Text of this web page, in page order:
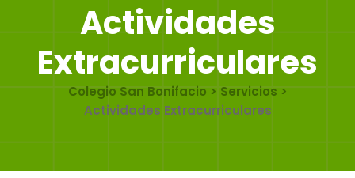
Actividades
Extracurriculares
Colegio San Bonifacio > Servicios >
Actividades Extracurriculares